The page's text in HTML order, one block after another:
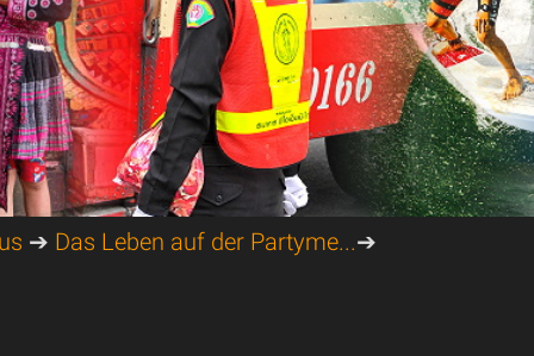
➔ Das Leben auf der Partyme...➔